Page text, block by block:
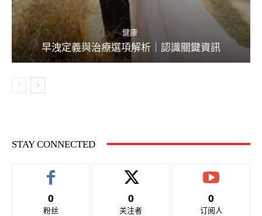
健康
早洩定義與治療選項解析｜認識關鍵資訊
STAY CONNECTED
0
粉丝
0
关注者
0
订阅人